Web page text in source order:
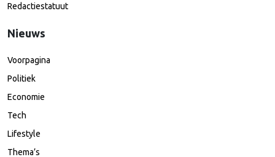
Redactiestatuut
Nieuws
Voorpagina
Politiek
Economie
Tech
Lifestyle
Thema’s